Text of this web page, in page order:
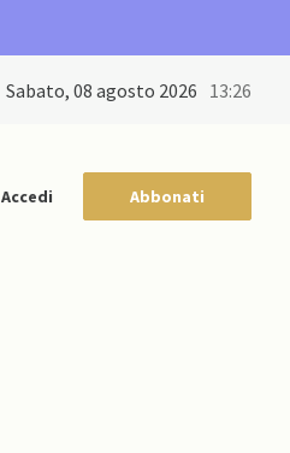
sabato, 08 agosto 2026 13:26
Accedi Abbonati